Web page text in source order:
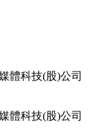
體科技(股)公司
體科技(股)公司